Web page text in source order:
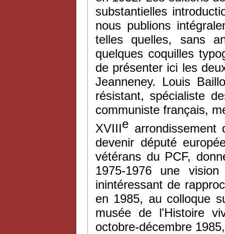
substantielles
nous publions
telles quelles, sans
quelques coquilles
de présenter ici les
Jeanneney. Louis
résistant, spécialiste
communiste français,
XVIIIe
devenir député
vétérans du PCF,
1975-1976 une
inintéressant de
en 1985, au colloque
musée de l'Histoire
octobre-décembre